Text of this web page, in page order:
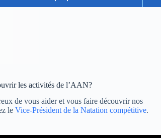
les activités de l’AAN?
de vous aider et vous faire découvrir nos
le Vice-Président de la Natation compétitive.